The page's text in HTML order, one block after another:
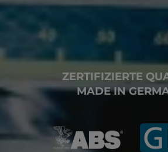
ZERTIFIZIERTE
MADE IN